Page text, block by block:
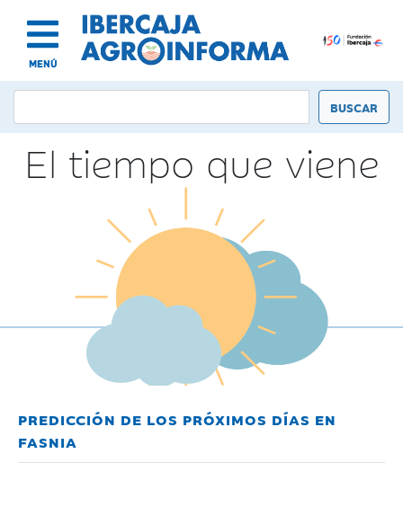
MENÚ
El tiempo que viene
PREDICCIÓN DE LOS PRÓXIMOS DÍAS EN
FASNIA